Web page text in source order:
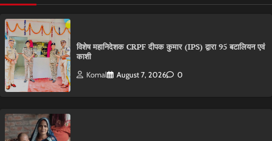
विशेष महानिदेशक CRPF दीपक कुमार (IPS) द्वारा 95 बटालियन एवं
काशी
Komal August 7, 2026 0